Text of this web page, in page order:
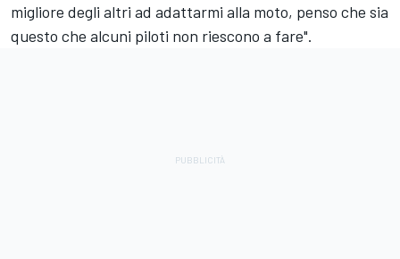
migliore degli altri ad adattarmi alla moto, penso che sia
questo che alcuni piloti non riescono a fare".